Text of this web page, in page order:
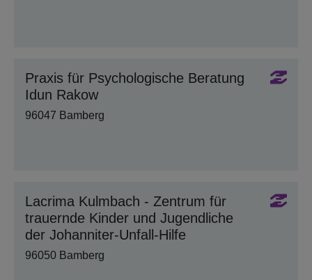
Praxis für Psychologische Beratung
Idun Rakow
96047 Bamberg
Lacrima Kulmbach - Zentrum für
trauernde Kinder und Jugendliche
der Johanniter-Unfall-Hilfe
96050 Bamberg